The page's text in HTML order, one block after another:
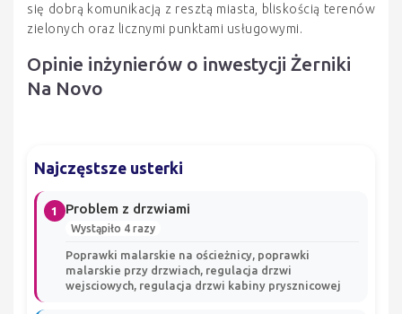
się dobrą komunikacją z resztą miasta, bliskością terenów
zielonych oraz licznymi punktami usługowymi.
Opinie inżynierów o inwestycji Żerniki
Na Novo
Najczęstsze usterki
1 Problem z drzwiami
Wystąpiło 4 razy
Poprawki malarskie na ościeżnicy, poprawki
malarskie przy drzwiach, regulacja drzwi
wejsciowych, regulacja drzwi kabiny prysznicowej